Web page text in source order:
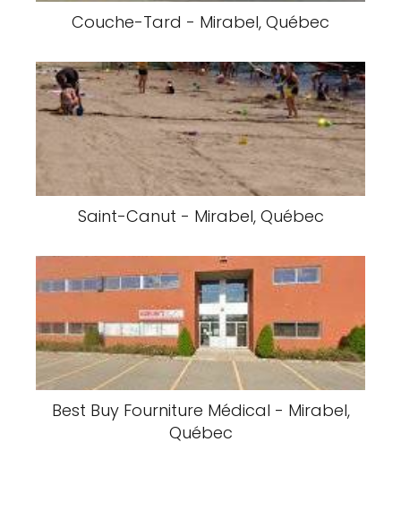
Couche-Tard - Mirabel, Québec
Saint-Canut - Mirabel, Québec
Best Buy Fourniture Médical - Mirabel,
Québec